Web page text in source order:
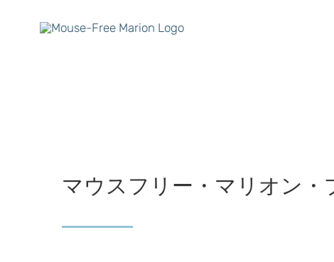
マウスフリー・マリオン・